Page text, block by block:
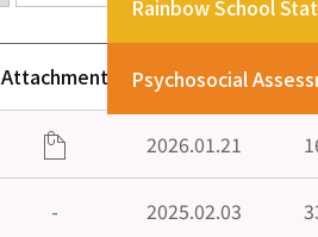
Rainbow School
Psychosocial
Attachment Date
2026.01.21
- 2025.02.03